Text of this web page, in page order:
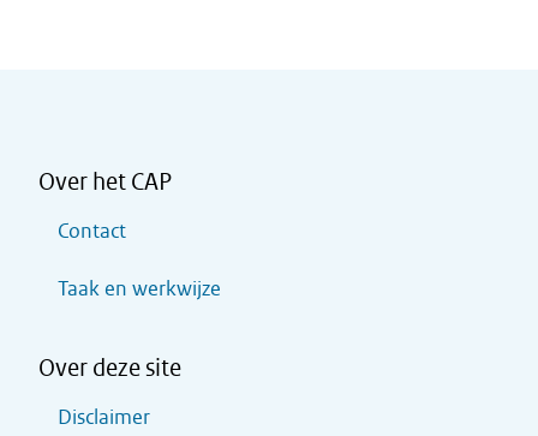
Over het CAP
Contact
Taak en werkwijze
Over deze site
Disclaimer